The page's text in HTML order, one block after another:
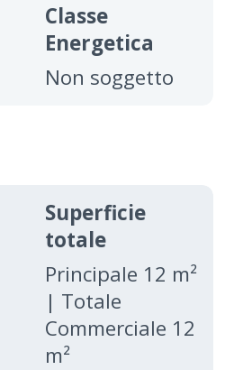
Classe
Energetica
Non soggetto
Superficie
totale
Principale 12 m²
| Totale
Commerciale 12
m²